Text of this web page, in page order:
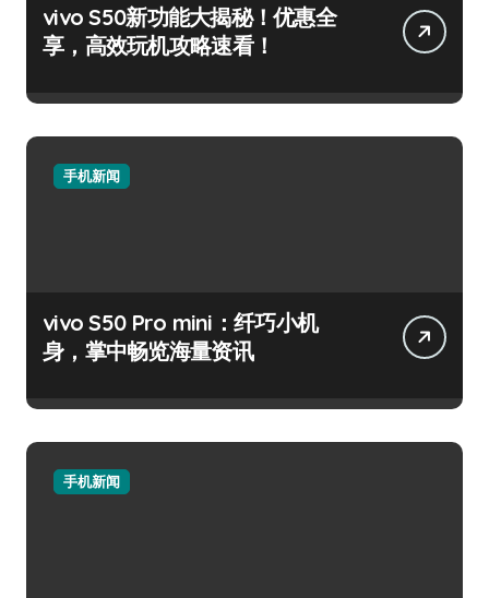
vivo S50新功能大揭秘！优惠全
享，高效玩机攻略速看！
手机新闻
vivo S50 Pro mini：纤巧小机
身，掌中畅览海量资讯
手机新闻